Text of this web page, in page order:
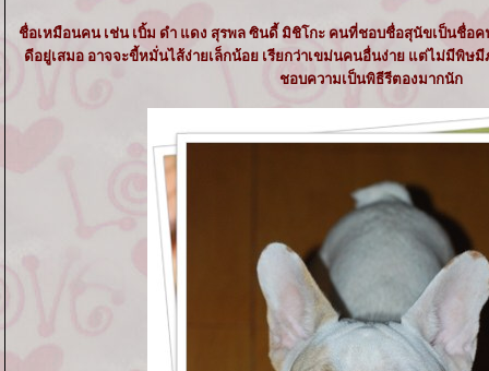
ชื่อเหมือนคน เช่น เบิ้ม ดำ แดง สุรพล ซินดี้ มิชิโกะ คนที่ชอบชื่อสุนัขเป็นชื่อ
ดีอยู่เสมอ อาจจะขี้หมั่นไส้ง่ายเล็กน้อย เรียกว่าเขม่นคนอื่นง่าย แต่ไม่มีพิษ
ชอบความเป็นพิธีรีตองมากนัก